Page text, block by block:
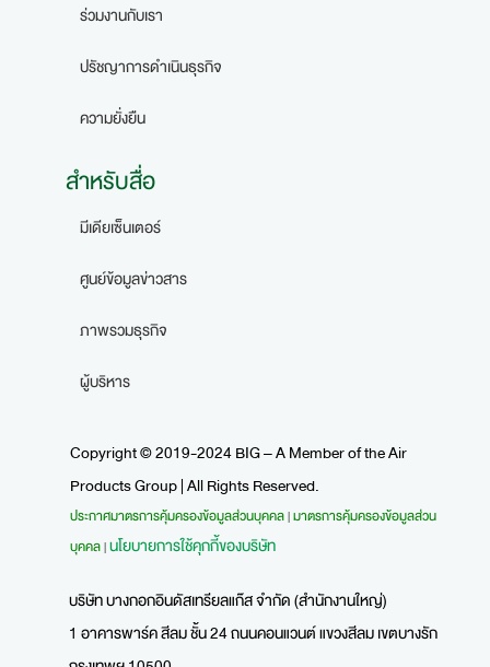
ร่วมงานกับเรา
ปรัชญาการดำเนินธุรกิจ
ความยั่งยืน
สำหรับสื่อ
มีเดียเซ็นเตอร์
ศูนย์ข้อมูลข่าวสาร
ภาพรวมธุรกิจ
ผู้บริหาร
Copyright © 2019-2024 BIG – A Member of the Air
Products Group | All Rights Reserved.
ประกาศมาตรการคุ้มครองข้อมูลส่วนบุคคล|มาตรการคุ้มครองข้อมูลส่วน
บุคคล|นโยบายการใช้คุกกี้ของบริษัท
บริษัท บางกอกอินดัสเทรียลแก๊ส จำกัด (สำนักงานใหญ่)
1 อาคารพาร์ค สีลม ชั้น 24 ถนนคอนแวนต์ แขวงสีลม เขตบางรัก